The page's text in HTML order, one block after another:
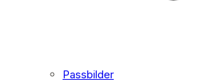
Passbilder